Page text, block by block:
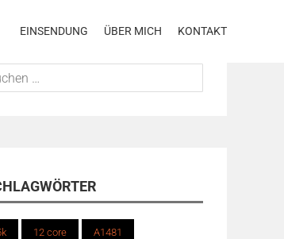
EINSENDUNG ÜBER MICH KONTAKT
12 core A1481